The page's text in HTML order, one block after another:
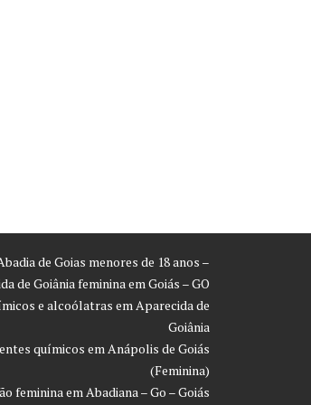
de Goias menores de 18 anos –
de Goiânia feminina em Goiás – GO
e alcoólatras em Aparecida de
Goiânia
químicos em Anápolis de Goiás
(Feminina)
feminina em Abadiana – Go – Goiás